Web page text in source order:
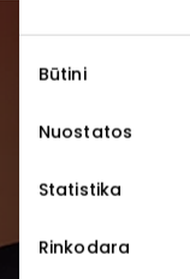
pasirinkimas
Būtini
Nuostatos
Statistika
Rinkodara
renginius ir